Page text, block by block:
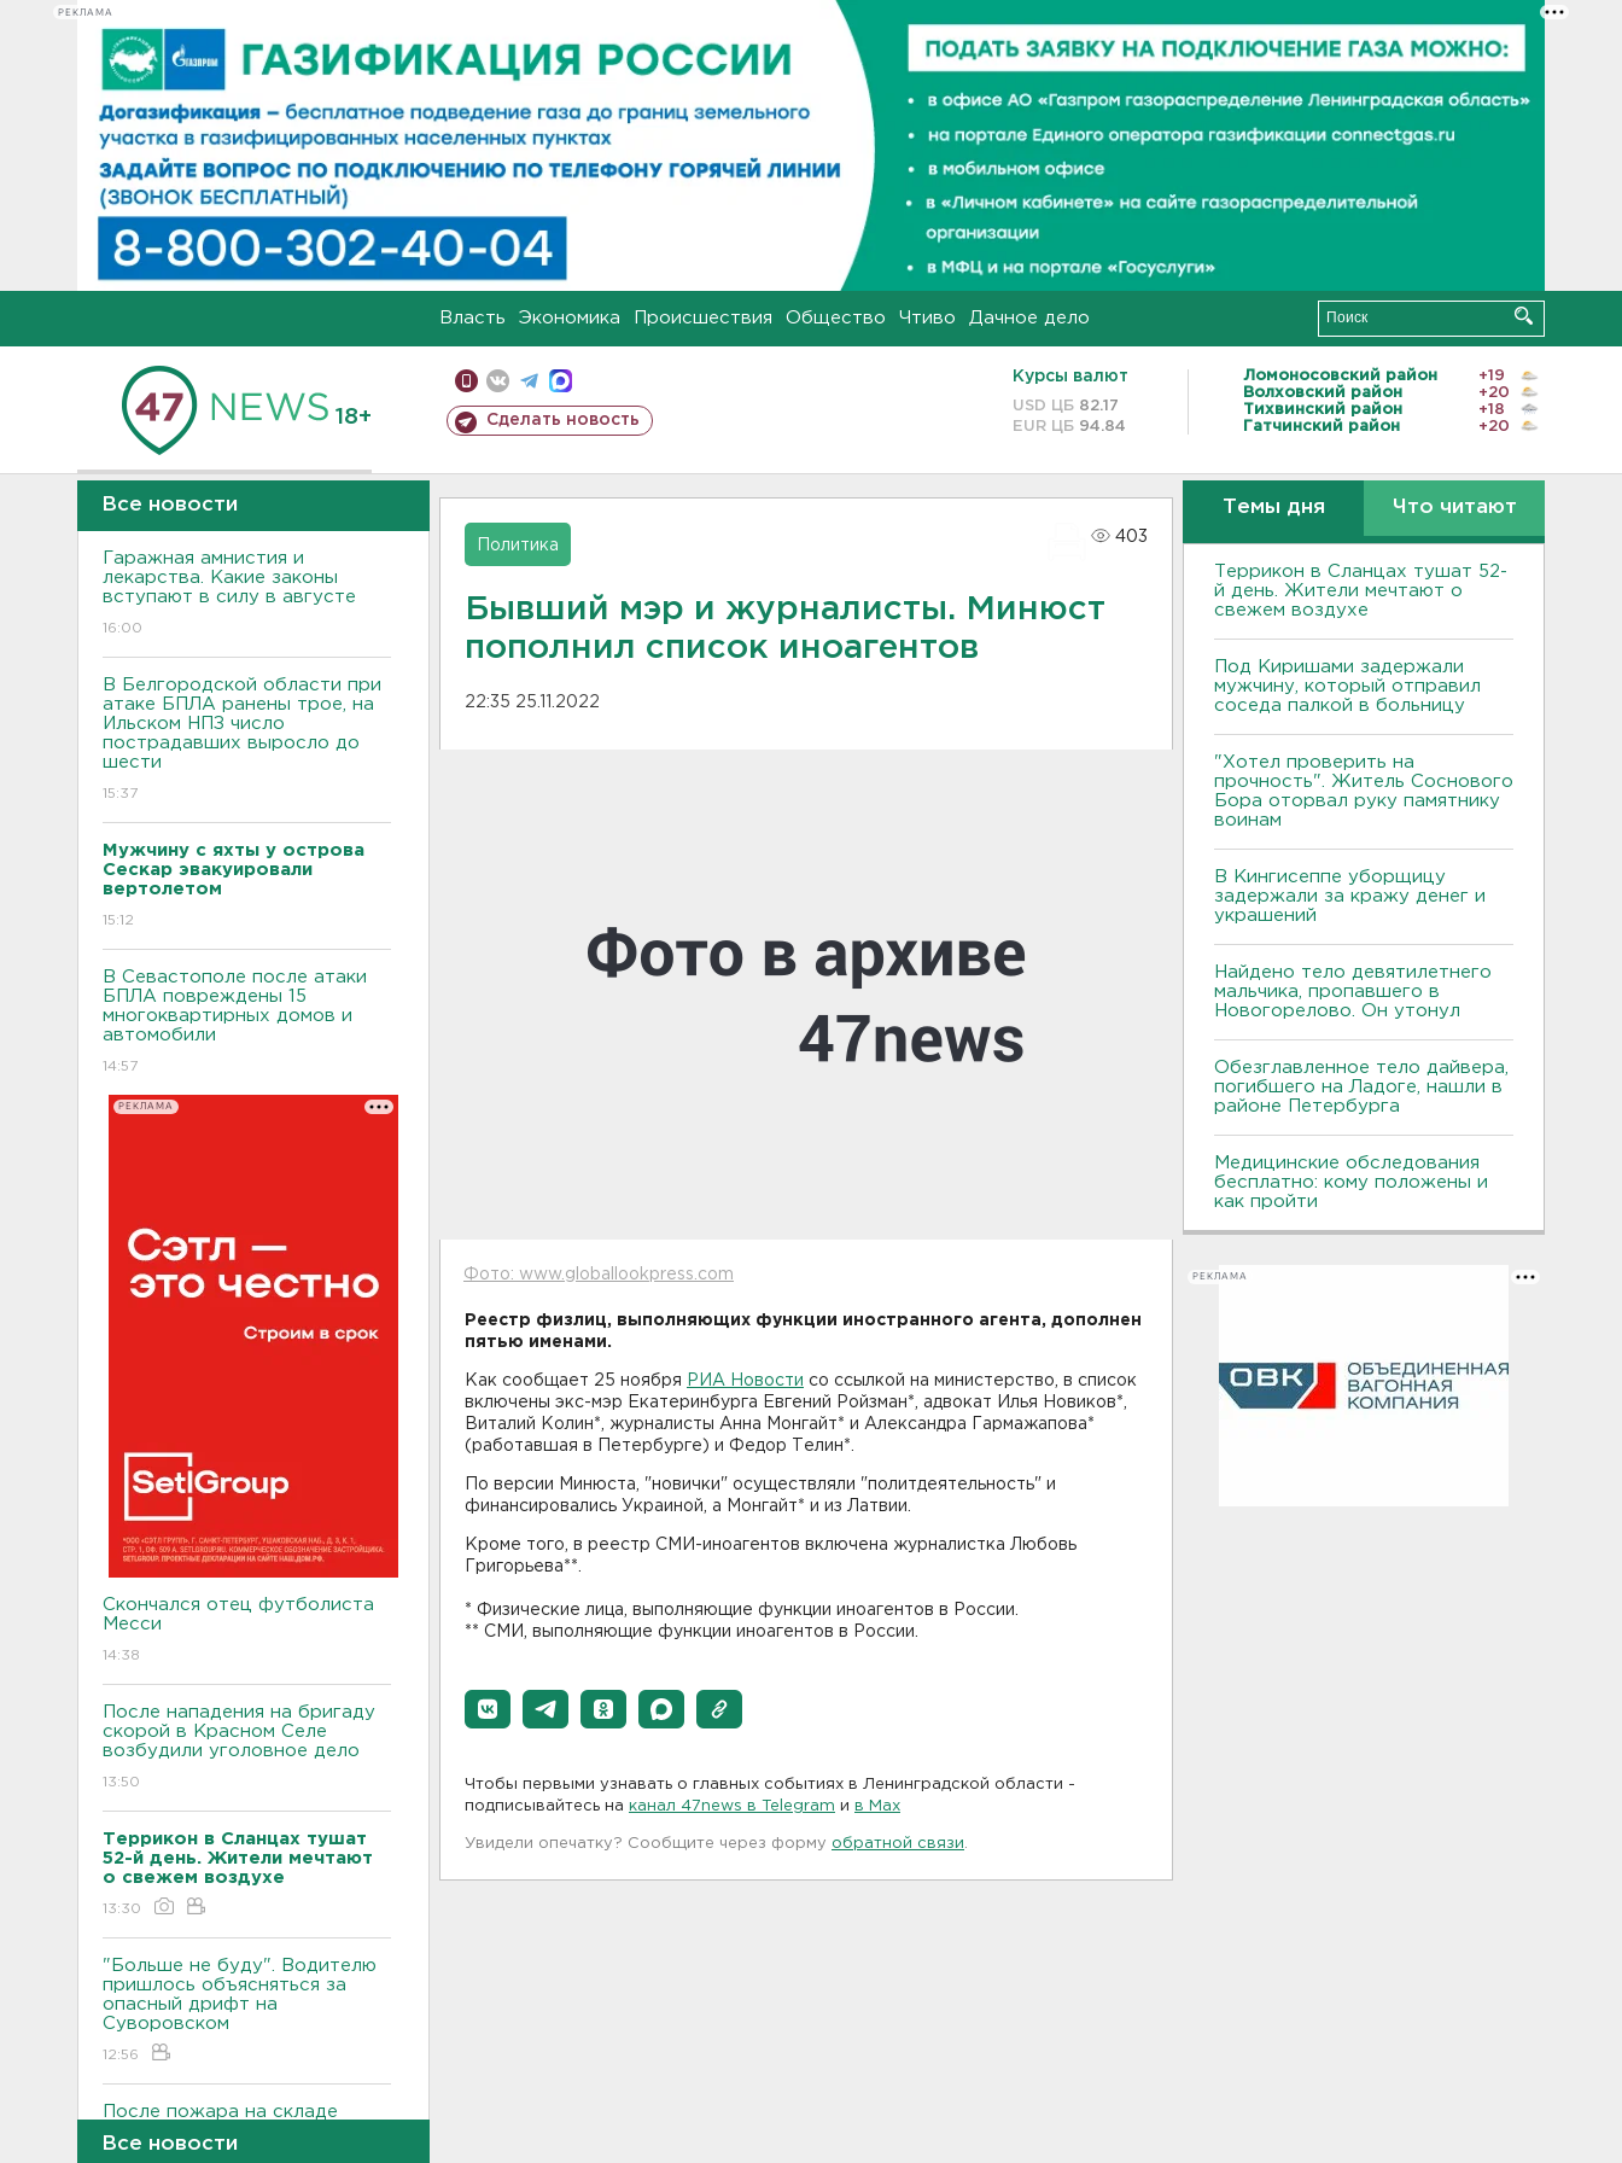
РЕКЛАМА
Власть Экономика Происшествия Общество Чтиво Дачное дело
18+ Сделать новость
Курсы валют
USD ЦБ 82.17
EUR ЦБ 94.84
Ломоносовский район
+19
Волховский район
+20
Тихвинский район
+18
Гатчинский район
+20
Все новости
Гаражная амнистия и
лекарства. Какие законы
вступают в силу в августе
16:00
В Белгородской области при
атаке БПЛА ранены трое, на
Ильском НПЗ число
пострадавших выросло до
шести
15:37
Мужчину с яхты у острова
Сескар эвакуировали
вертолетом
15:12
В Севастополе после атаки
БПЛА повреждены 15
многоквартирных домов и
автомобили
14:57
РЕКЛАМА
Скончался отец футболиста
Месси
14:38
После нападения на бригаду
скорой в Красном Селе
возбудили уголовное дело
13:50
Террикон в Сланцах тушат
52-й день. Жители мечтают
о свежем воздухе
13:30
"Больше не буду". Водителю
пришлось объясняться за
опасный дрифт на
Суворовском
12:56
После пожара на складе
магазинах сократился
Все новости
Политика
403
Бывший мэр и журналисты. Минюст
пополнил список иноагентов
22:35 25.11.2022
Фото: www.globallookpress.com
Реестр физлиц, выполняющих функции иностранного агента, дополнен
пятью именами.
Как сообщает 25 ноября РИА Новости со ссылкой на министерство, в список
включены экс-мэр Екатеринбурга Евгений Ройзман*, адвокат Илья Новиков*,
Виталий Колин*, журналисты Анна Монгайт* и Александра Гармажапова*
(работавшая в Петербурге) и Федор Телин*.
По версии Минюста, "новички" осуществляли "политдеятельность" и
финансировались Украиной, а Монгайт* и из Латвии.
Кроме того, в реестр СМИ-иноагентов включена журналистка Любовь
Григорьева**.
* Физические лица, выполняющие функции иноагентов в России.
** СМИ, выполняющие функции иноагентов в России.
Чтобы первыми узнавать о главных событиях в Ленинградской области -
подписывайтесь на канал 47news в Telegram и в Maх
Увидели опечатку? Сообщите через форму обратной связи
Темы дня Что читают
Террикон в Сланцах тушат 52-
й день. Жители мечтают о
свежем воздухе
Под Киришами задержали
мужчину, который отправил
соседа палкой в больницу
"Хотел проверить на
прочность". Житель Соснового
Бора оторвал руку памятнику
воинам
В Кингисеппе уборщицу
задержали за кражу денег и
украшений
Найдено тело девятилетнего
мальчика, пропавшего в
Новогорелово. Он утонул
Обезглавленное тело дайвера,
погибшего на Ладоге, нашли в
районе Петербурга
Медицинские обследования
бесплатно: кому положены и
как пройти
РЕКЛАМА